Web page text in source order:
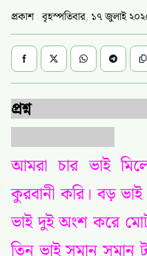
প্রকাশ : বৃহস্পতিবার, ১৭ জুলাই
আমরা চার ভাই
কুরবানী করি। বড়
ভাই দুই অংশ করে
তিন ভাই সমান সমান